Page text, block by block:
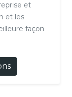
et
et les
façon